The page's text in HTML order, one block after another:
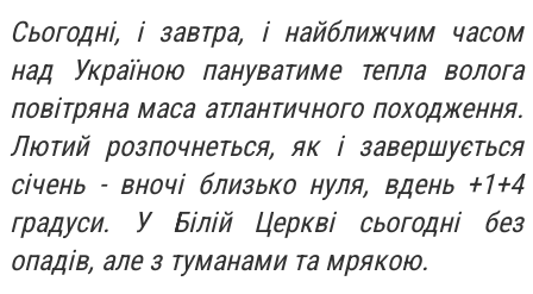
Сьогодні, і завтра, і найближчим часом
над Україною пануватиме тепла волога
повітряна маса атлантичного походження.
Лютий розпочнеться, як і завершується
січень - вночі близько нуля, вдень +1+4
градуси.
У Білій Церкві сьогодні без
опадів, але з туманами та мрякою.